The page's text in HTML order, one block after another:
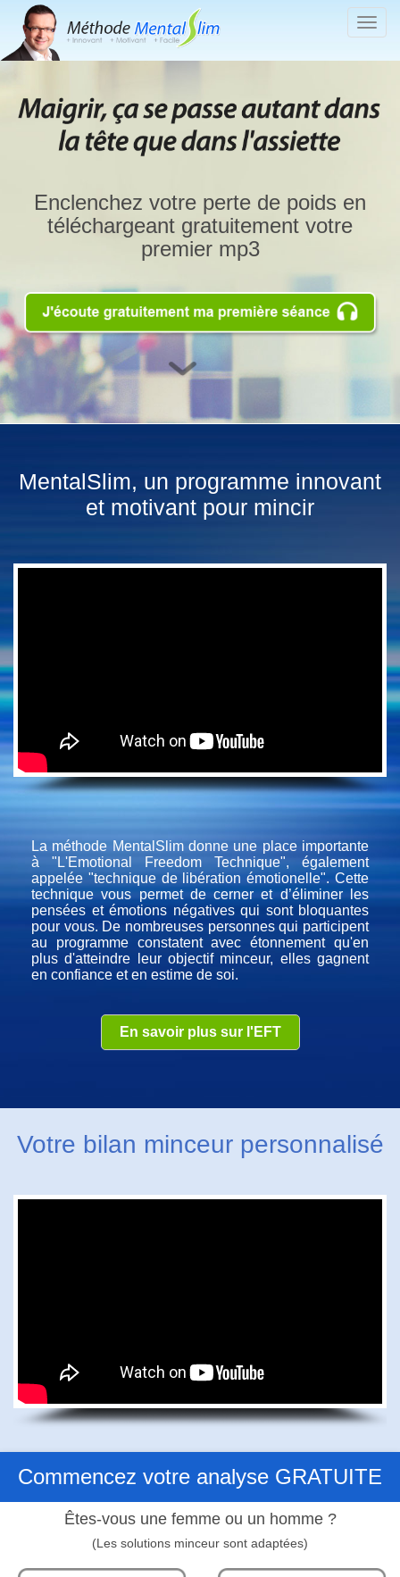
Enclenchez votre perte de poids en
téléchargeant gratuitement votre
premier mp3
MentalSlim, un programme innovant
et motivant pour mincir
La méthode MentalSlim donne une place importante
à "L'Emotional Freedom Technique", également
appelée "technique de libération émotionelle". Cette
technique vous permet de cerner et d’éliminer les
pensées et émotions négatives qui sont bloquantes
pour vous. De nombreuses personnes qui participent
au programme constatent avec étonnement qu'en
plus d'atteindre leur objectif minceur, elles gagnent
en confiance et en estime de soi.
En savoir plus sur l'EFT
Votre bilan minceur personnalisé
Commencez votre analyse GRATUITE
Êtes-vous une femme ou un homme ?
(Les solutions minceur sont adaptées)